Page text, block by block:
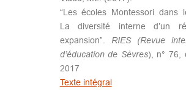
“Les écoles Montessori dans
La diversité interne d’un
expansion”. RIES (Revue
d’éducation de Sèvres), n° 76,
2017
Texte intégral